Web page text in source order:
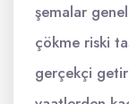
şemalar
çökme riski
gerçekçi